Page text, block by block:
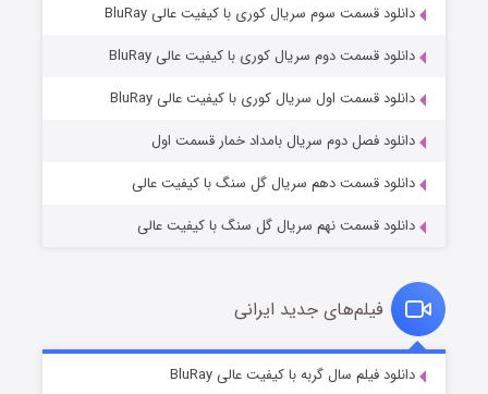
عملیات آپارتمان
قسمت۲ (زیرنویس) منتشر شد
قسمت۲ (زیرنویس) منتشر شد
دانلود قسمت سوم سریال کوری با کیفیت عالی BluRay
دانلود قسمت دوم سریال کوری با کیفیت عالی BluRay
دانلود قسمت اول سریال کوری با کیفیت عالی BluRay
دانلود فصل دوم سریال بامداد خمار قسمت اول
دانلود قسمت دهم سریال گل سنگ با کیفیت عالی
دانلود قسمت نهم سریال گل سنگ با کیفیت عالی
فیلم‌های جدید ایرانی
دانلود فیلم سال گربه با کیفیت عالی BluRay